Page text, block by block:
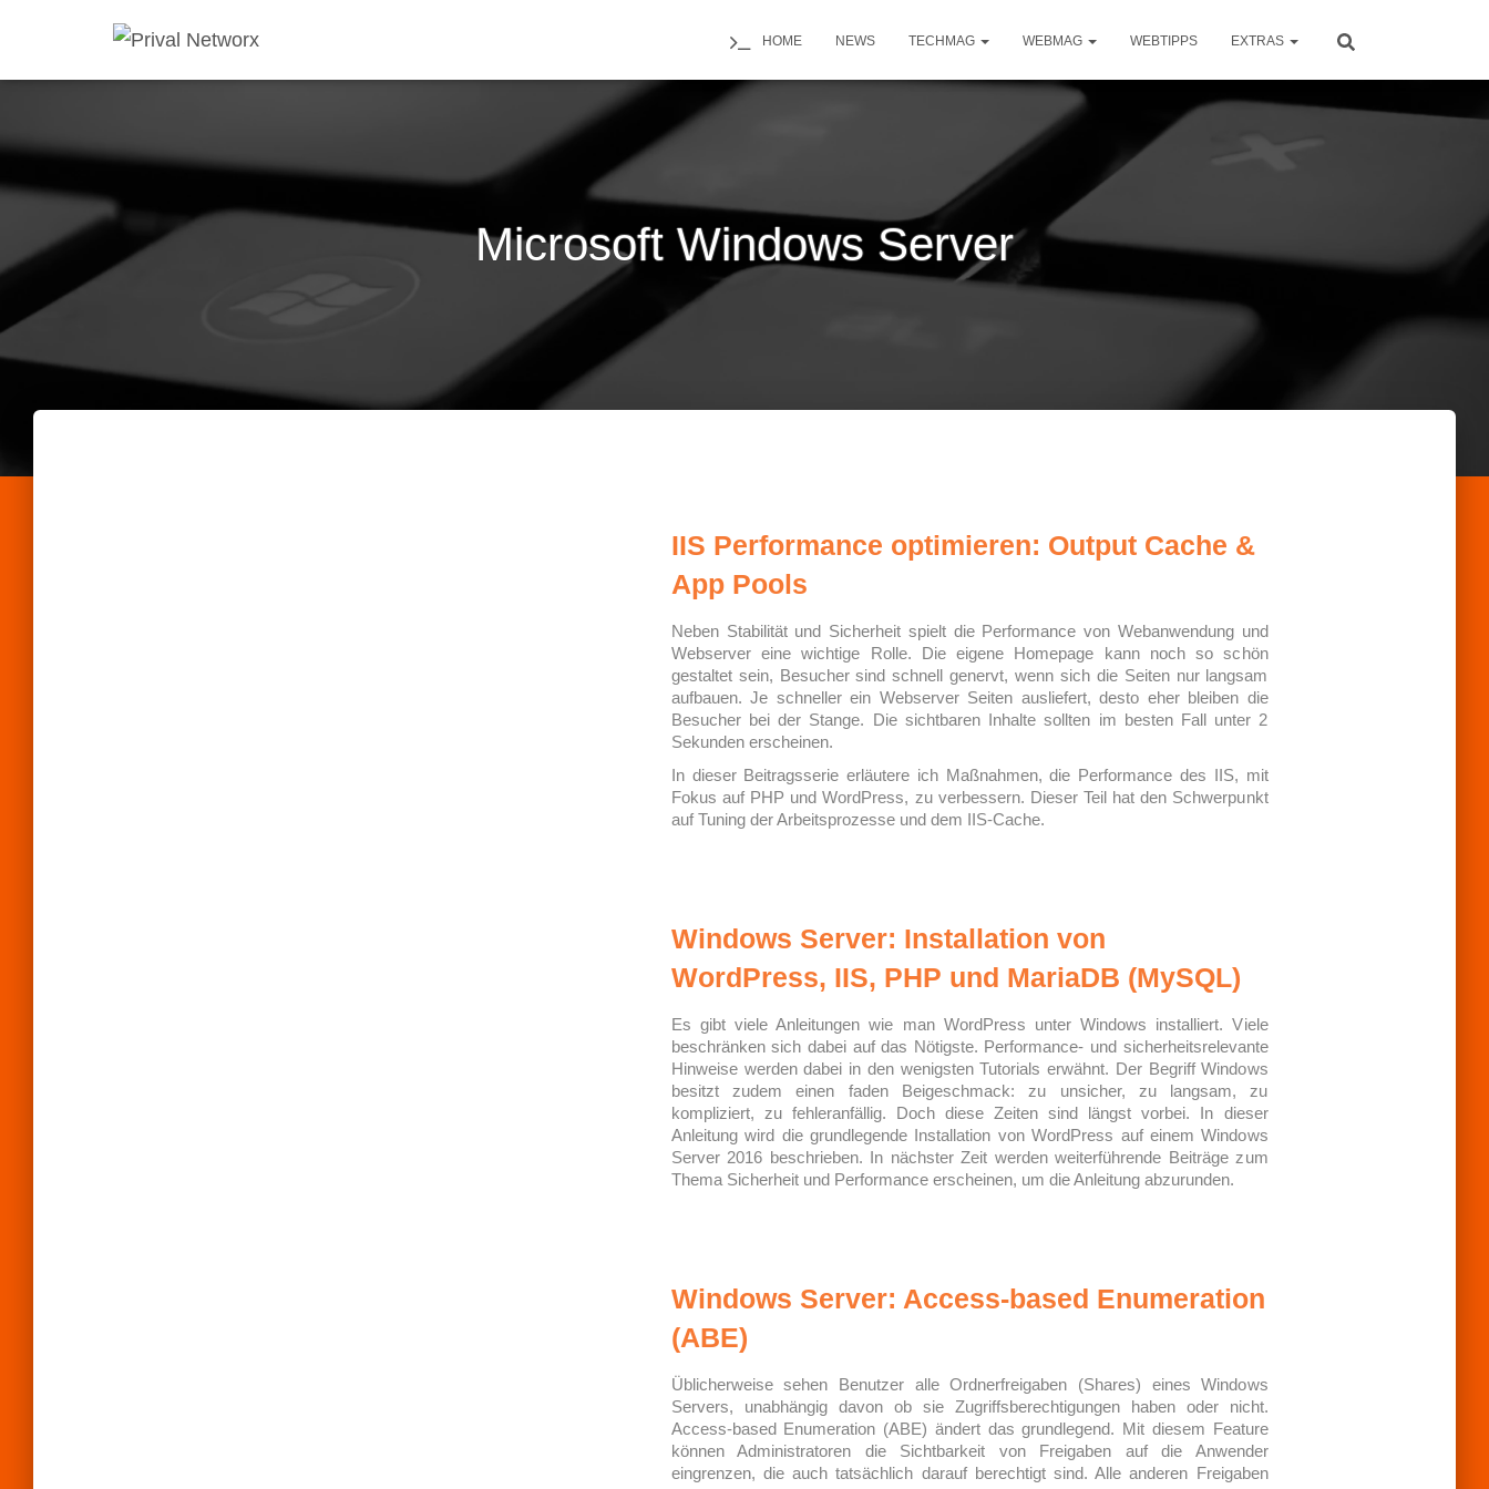
HOME NEWS TECHMAG WEBMAG WEBTIPPS EXTRAS
Microsoft Windows Server
IIS Performance optimieren: Output Cache &
App Pools
Neben Stabilität und Sicherheit spielt die Performance von Webanwendung und
Webserver eine wichtige Rolle. Die eigene Homepage kann noch so schön
gestaltet sein, Besucher sind schnell genervt, wenn sich die Seiten nur langsam
aufbauen. Je schneller ein Webserver Seiten ausliefert, desto eher bleiben die
Besucher bei der Stange. Die sichtbaren Inhalte sollten im besten Fall unter 2
Sekunden erscheinen.
In dieser Beitragsserie erläutere ich Maßnahmen, die Performance des IIS, mit
Fokus auf PHP und WordPress, zu verbessern. Dieser Teil hat den Schwerpunkt
auf Tuning der Arbeitsprozesse und dem IIS-Cache.
Windows Server: Installation von
WordPress, IIS, PHP und MariaDB (MySQL)
Es gibt viele Anleitungen wie man WordPress unter Windows installiert. Viele
beschränken sich dabei auf das Nötigste. Performance- und sicherheitsrelevante
Hinweise werden dabei in den wenigsten Tutorials erwähnt. Der Begriff Windows
besitzt zudem einen faden Beigeschmack: zu unsicher, zu langsam, zu
kompliziert, zu fehleranfällig. Doch diese Zeiten sind längst vorbei. In dieser
Anleitung wird die grundlegende Installation von WordPress auf einem Windows
Server 2016 beschrieben. In nächster Zeit werden weiterführende Beiträge zum
Thema Sicherheit und Performance erscheinen, um die Anleitung abzurunden.
Windows Server: Access-based Enumeration
(ABE)
Üblicherweise sehen Benutzer alle Ordnerfreigaben (Shares) eines Windows
Servers, unabhängig davon ob sie Zugriffsberechtigungen haben oder nicht.
Access-based Enumeration (ABE) ändert das grundlegend. Mit diesem Feature
können Administratoren die Sichtbarkeit von Freigaben auf die Anwender
eingrenzen, die auch tatsächlich darauf berechtigt sind. Alle anderen Freigaben